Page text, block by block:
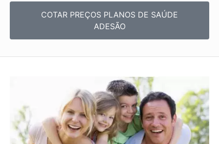
COTAR PREÇOS PLANOS DE SAÚDE
ADESÃO